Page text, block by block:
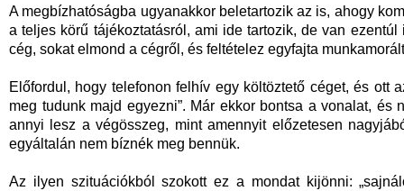
A megbízhatóságba ugyanakkor beletartozik az is, ahogy
a teljes körű tájékoztatásról, ami ide tartozik, de van
cég, sokat elmond a cégről, és feltételez egyfajta
Előfordul, hogy telefonon felhív egy költöztető céget, és ott
meg tudunk majd egyezni”. Már ekkor bontsa a vonalat, és
annyi lesz a végösszeg, mint amennyit előzetesen
egyáltalán nem bíznék meg bennük.
Az ilyen szituációkból szokott ez a mondat kijönni: